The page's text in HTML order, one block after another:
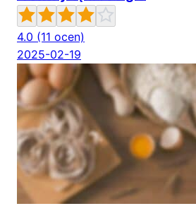
4.0 (11 ocen)
2025-02-19